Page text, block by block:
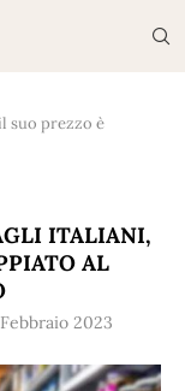
suo prezzo è
ITALIANI,
AL
2023